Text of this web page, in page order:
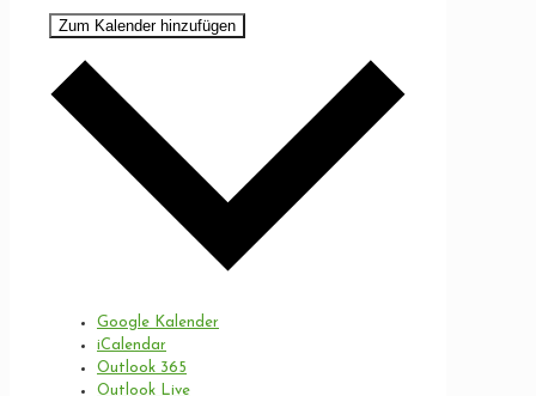
Zum Kalender hinzufügen
Google Kalender
iCalendar
Outlook 365
Outlook Live